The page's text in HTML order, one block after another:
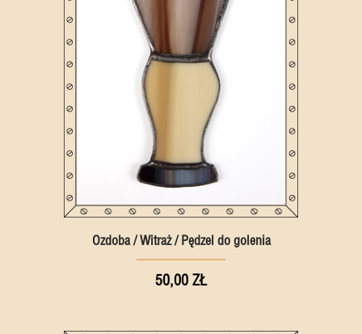
Ozdoba / Witraż / Pędzel do golenia
50,00 ZŁ